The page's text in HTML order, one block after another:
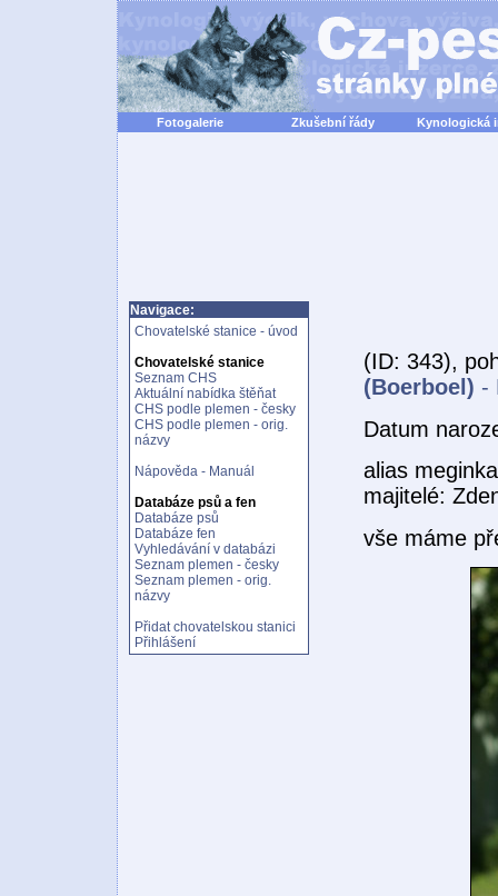
Fotogalerie Zkušební řády Kynologická
Navigace:
Chovatelské stanice - úvod
Chovatelské stanice
Seznam CHS
Aktuální nabídka štěňat
CHS podle plemen - česky
CHS podle plemen - orig.
názvy
Nápověda - Manuál
Databáze psů a fen
Databáze psů
Databáze fen
Vyhledávání v databázi
Seznam plemen - česky
Seznam plemen - orig.
názvy
Přidat chovatelskou stanici
Přihlášení
(ID: 343),
(Boerboel) -
Datum
alias meginka
majitelé:
vše máme